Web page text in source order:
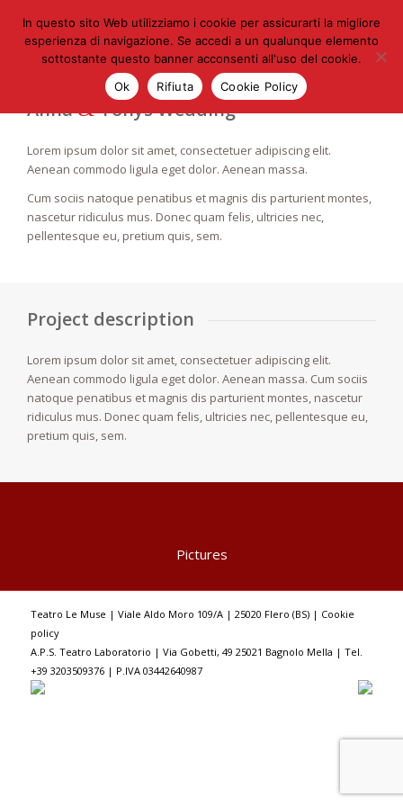
Anna&Tonys Wedding
Lorem ipsum dolor sit amet, consectetuer adipiscing elit.
Aenean commodo ligula eget dolor. Aenean massa.
Cum sociis natoque penatibus et magnis dis parturient montes,
nascetur ridiculus mus. Donec quam felis, ultricies nec,
pellentesque eu, pretium quis, sem.
Project description
Lorem ipsum dolor sit amet, consectetuer adipiscing elit.
Aenean commodo ligula eget dolor. Aenean massa. Cum sociis
natoque penatibus et magnis dis parturient montes, nascetur
ridiculus mus. Donec quam felis, ultricies nec, pellentesque eu,
pretium quis, sem.
Pictures
Teatro Le Muse | Viale Aldo Moro 109/A | 25020 Flero (BS) | Cookie
policy
A.P.S. Teatro Laboratorio | Via Gobetti, 49 25021 Bagnolo Mella | Tel.
+39 3203509376 | P.IVA 03442640987
In questo sito Web utilizziamo i cookie per assicurarti la migliore
esperienza di navigazione. Se accedi a un qualunque elemento
sottostante questo banner acconsenti all'uso del cookie.
Ok
Rifiuta Cookie Policy